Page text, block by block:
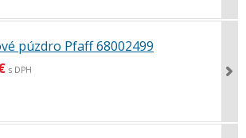
púzdro Pfaff 68002499
s DPH